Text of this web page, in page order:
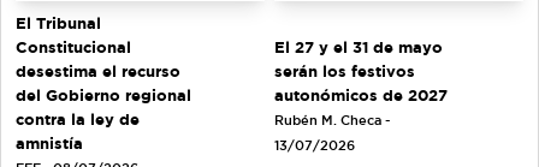
El Tribunal
Constitucional
desestima el recurso
del Gobierno regional
contra la ley de
amnistía
El 27 y el 31 de mayo
serán los festivos
autonómicos de 2027
Rubén M. Checa -
13/07/2026